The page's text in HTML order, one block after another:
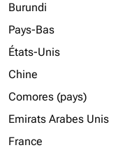
Burundi
Pays-Bas
États-Unis
Chine
Comores (pays)
Emirats Arabes Unis
France